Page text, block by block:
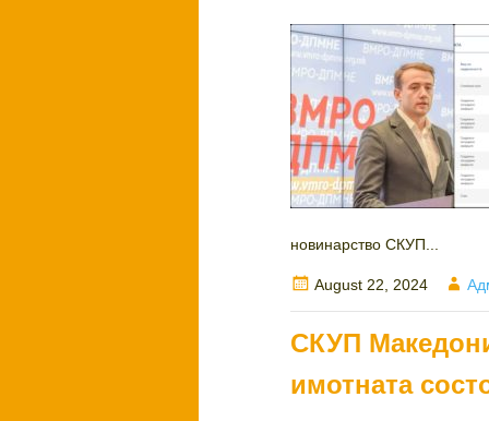
новинарство СКУП...
Posted
on
August 22, 2024
СКУП
имотната